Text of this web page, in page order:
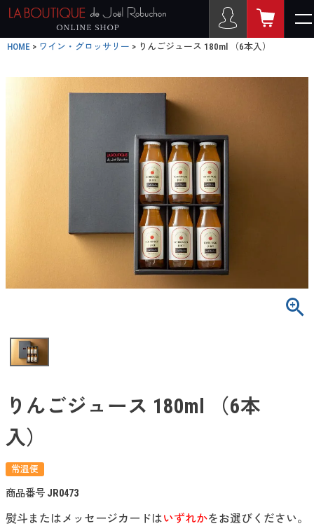
HOME ワイン・グロッサリー りんごジュース 180ml （6本入）
りんごジュース 180ml （6本
入）
常温便
商品番号 JR0473
熨斗またはメッセージカードはいずれかをお選びください。